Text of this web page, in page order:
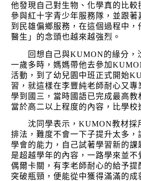
他發現自己對生物、化學真的比較
參與紅十字青少年服務隊，並跟著
到民雄偏鄉服務，在這個過程中，
醫生」的念頭也越來越強烈。
回想自己與KUMON的緣分，
一歲多時，媽媽帶他去參加
活動，到了幼兒園中班正式開始
習，就這樣在李豐純老師耐心又專
學到國三，當時國語已完成最高教
當於高二以上程度的內容，比學校
沈同學表示，KUMON教材採
排法，難度不會一下子提升太多，
學會的能力，自己試著學習新的課
是超越學年的內容，一路學來並不
偶爾卡關，有李老師耐心的給予提
突破瓶頸，便能從中獲得滿滿的成